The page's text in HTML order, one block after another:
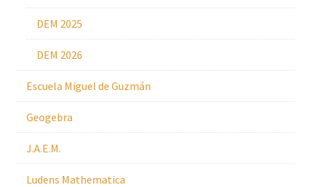
DEM 2025
DEM 2026
Escuela Miguel de Guzmán
Geogebra
J.A.E.M.
Ludens Mathematica